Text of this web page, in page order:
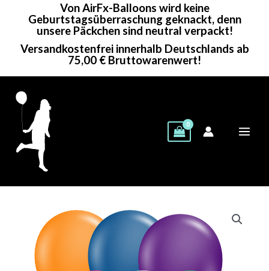
Von AirFx-Balloons wird keine
Geburtstagsüberraschung geknackt, denn
unsere Päckchen sind neutral verpackt!
Versandkostenfrei innerhalb Deutschlands ab
75,00 € Bruttowarenwert!
Rundballons